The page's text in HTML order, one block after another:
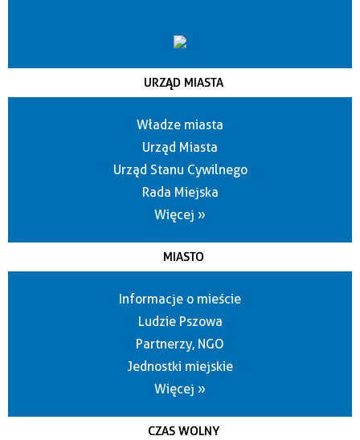
URZĄD MIASTA
Władze miasta
Urząd Miasta
Urząd Stanu Cywilnego
Rada Miejska
Więcej »
MIASTO
Informacje o mieście
Ludzie Pszowa
Partnerzy, NGO
Jednostki miejskie
Więcej »
CZAS WOLNY